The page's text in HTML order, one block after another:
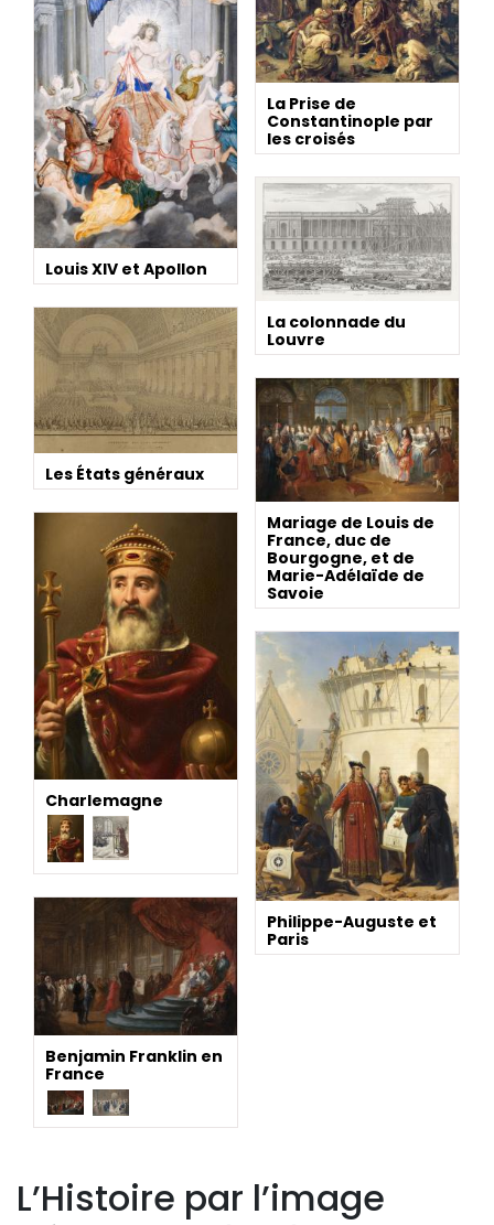
La Prise de
Constantinople par
les croisés
Louis XIV et Apollon
La colonnade du
Louvre
Les États généraux
Mariage de Louis de
France, duc de
Bourgogne, et de
Marie-Adélaïde de
Savoie
Charlemagne
Philippe-Auguste et
Paris
Benjamin Franklin en
France
L’Histoire par l’image